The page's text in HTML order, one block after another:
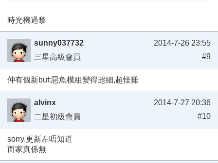
時光機過黎
sunny037732
三星高級會員
2014-7-26 23:55
#9
仲有個新buf:惡魚模組變得超細,超怪雞
alvinx
二星初級會員
2014-7-27 20:36
#10
sorry.更新左唔知道
而家真係無